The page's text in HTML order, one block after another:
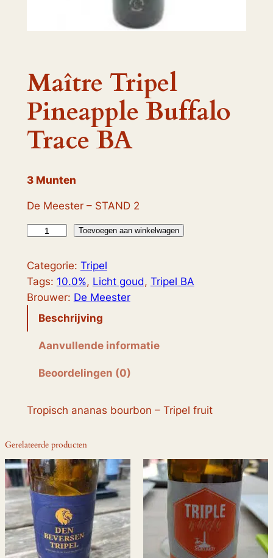
Maître Tripel
Pineapple Buffalo
Trace BA
3 Munten
De Meester – STAND 2
î
t
r
l
e
a
p
p
l
e
Toevoegen aan winkelwagen
Categorie: Tripel
Tags: 10.0%, Licht goud , Tripel BA
Brouwer: De Meester
Beschrijving
Aanvullende informatie
Beoordelingen (0)
Tropisch ananas bourbon – Tripel fruit
Gerelateerde producten